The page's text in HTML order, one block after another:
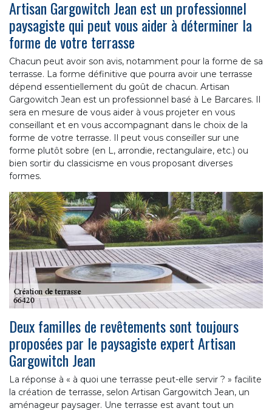
Artisan Gargowitch Jean est un professionnel
paysagiste qui peut vous aider à déterminer la
forme de votre terrasse
Chacun peut avoir son avis, notamment pour la forme de sa
terrasse. La forme définitive que pourra avoir une terrasse
dépend essentiellement du goût de chacun. Artisan
Gargowitch Jean est un professionnel basé à Le Barcares. Il
sera en mesure de vous aider à vous projeter en vous
conseillant et en vous accompagnant dans le choix de la
forme de votre terrasse. Il peut vous conseiller sur une
forme plutôt sobre (en L, arrondie, rectangulaire, etc.) ou
bien sortir du classicisme en vous proposant diverses
formes.
Deux familles de revêtements sont toujours
proposées par le paysagiste expert Artisan
Gargowitch Jean
La réponse à « à quoi une terrasse peut-elle servir ? » facilite
la création de terrasse, selon Artisan Gargowitch Jean, un
aménageur paysager. Une terrasse est avant tout un